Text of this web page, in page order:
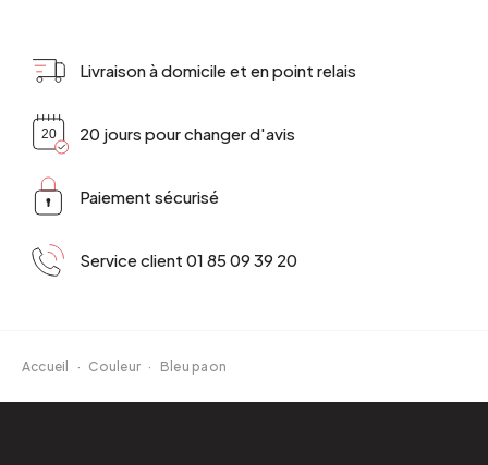
Livraison à domicile et en point relais
20 jours pour changer d'avis
Paiement sécurisé
Service client 01 85 09 39 20
Accueil · Couleur · Bleu paon